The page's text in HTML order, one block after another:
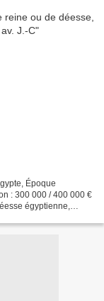
Époque
: 300 000 / 400 000 €
égyptienne,